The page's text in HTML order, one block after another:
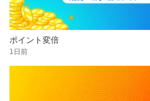
ポイント変倍
1日前